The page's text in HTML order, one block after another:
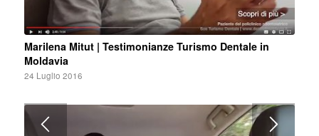
Marilena Mitut | Testimonianze Turismo Dentale in
Moldavia
24 Luglio 2016